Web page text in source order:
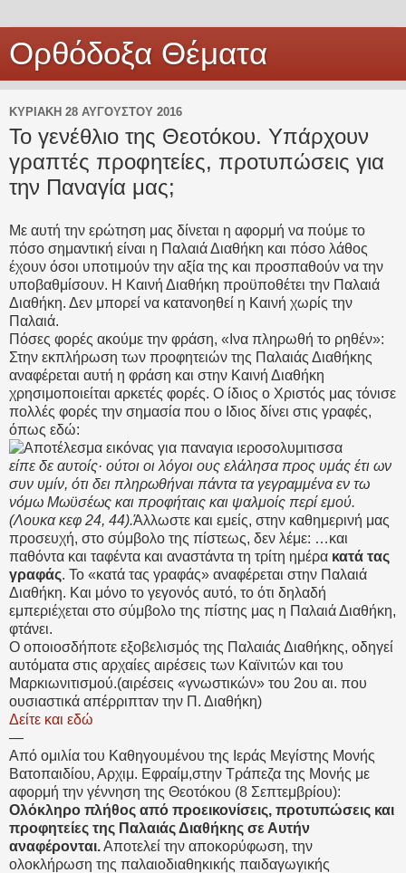
Ορθόδοξα Θέματα
ΚΥΡΙΑΚΉ 28 ΑΥΓΟΎΣΤΟΥ 2016
Το γενέθλιο της Θεοτόκου. Υπάρχουν
γραπτές προφητείες, προτυπώσεις για
την Παναγία μας;
Με αυτή την ερώτηση μας δίνεται η αφορμή να πούμε το
πόσο σημαντική είναι η Παλαιά Διαθήκη και πόσο λάθος
έχουν όσοι υποτιμούν την αξία της και προσπαθούν να την
υποβαθμίσουν. Η Καινή Διαθήκη προϋποθέτει την Παλαιά
Διαθήκη. Δεν μπορεί να κατανοηθεί η Καινή χωρίς την
Παλαιά.
Πόσες φορές ακούμε την φράση, «Ινα πληρωθή το ρηθέν»:
Στην εκπλήρωση των προφητειών της Παλαιάς Διαθήκης
αναφέρεται αυτή η φράση και στην Καινή Διαθήκη
χρησιμοποιείται αρκετές φορές. Ο ίδιος ο Χριστός μας τόνισε
πολλές φορές την σημασία που ο Ιδιος δίνει στις γραφές,
όπως εδώ:
είπε δε αυτοίς· ούτοι οι λόγοι ους ελάλησα προς υμάς έτι ων
συν υμίν, ότι δει πληρωθήναι πάντα τα γεγραμμένα εν τω
νόμω Μωϋσέως και προφήταις και ψαλμοίς περί εμού.
(Λουκα κεφ 24, 44).Άλλωστε και εμείς, στην καθημερινή μας
προσευχή, στο σύμβολο της πίστεως, δεν λέμε: …και
παθόντα και ταφέντα και αναστάντα τη τρίτη ημέρα κατά τας
γραφάς. Το «κατά τας γραφάς» αναφέρεται στην Παλαιά
Διαθήκη. Και μόνο το γεγονός αυτό, το ότι δηλαδή
εμπεριέχεται στο σύμβολο της πίστης μας η Παλαιά Διαθήκη,
φτάνει.
Ο οποιοσδήποτε εξοβελισμός της Παλαιάς Διαθήκης, οδηγεί
αυτόματα στις αρχαίες αιρέσεις των Καϊνιτών και του
Μαρκιωνιτισμού.(αιρέσεις «γνωστικών» του 2ου αι. που
ουσιαστικά απέρριπταν την Π. Διαθήκη)
Δείτε και εδώ
—
Από ομιλία του Καθηγουμένου της Ιεράς Μεγίστης Μονής
Βατοπαιδίου, Αρχιμ. Εφραίμ,στην Τράπεζα της Μονής με
αφορμή την γέννηση της Θεοτόκου (8 Σεπτεμβρίου):
Ολόκληρο πλήθος από προεικονίσεις, προτυπώσεις και
προφητείες της Παλαιάς Διαθήκης σε Αυτήν
αναφέρονται.Αποτελεί την αποκορύφωση, την
ολοκλήρωση της παλαιοδιαθηκικής παιδαγωγικής